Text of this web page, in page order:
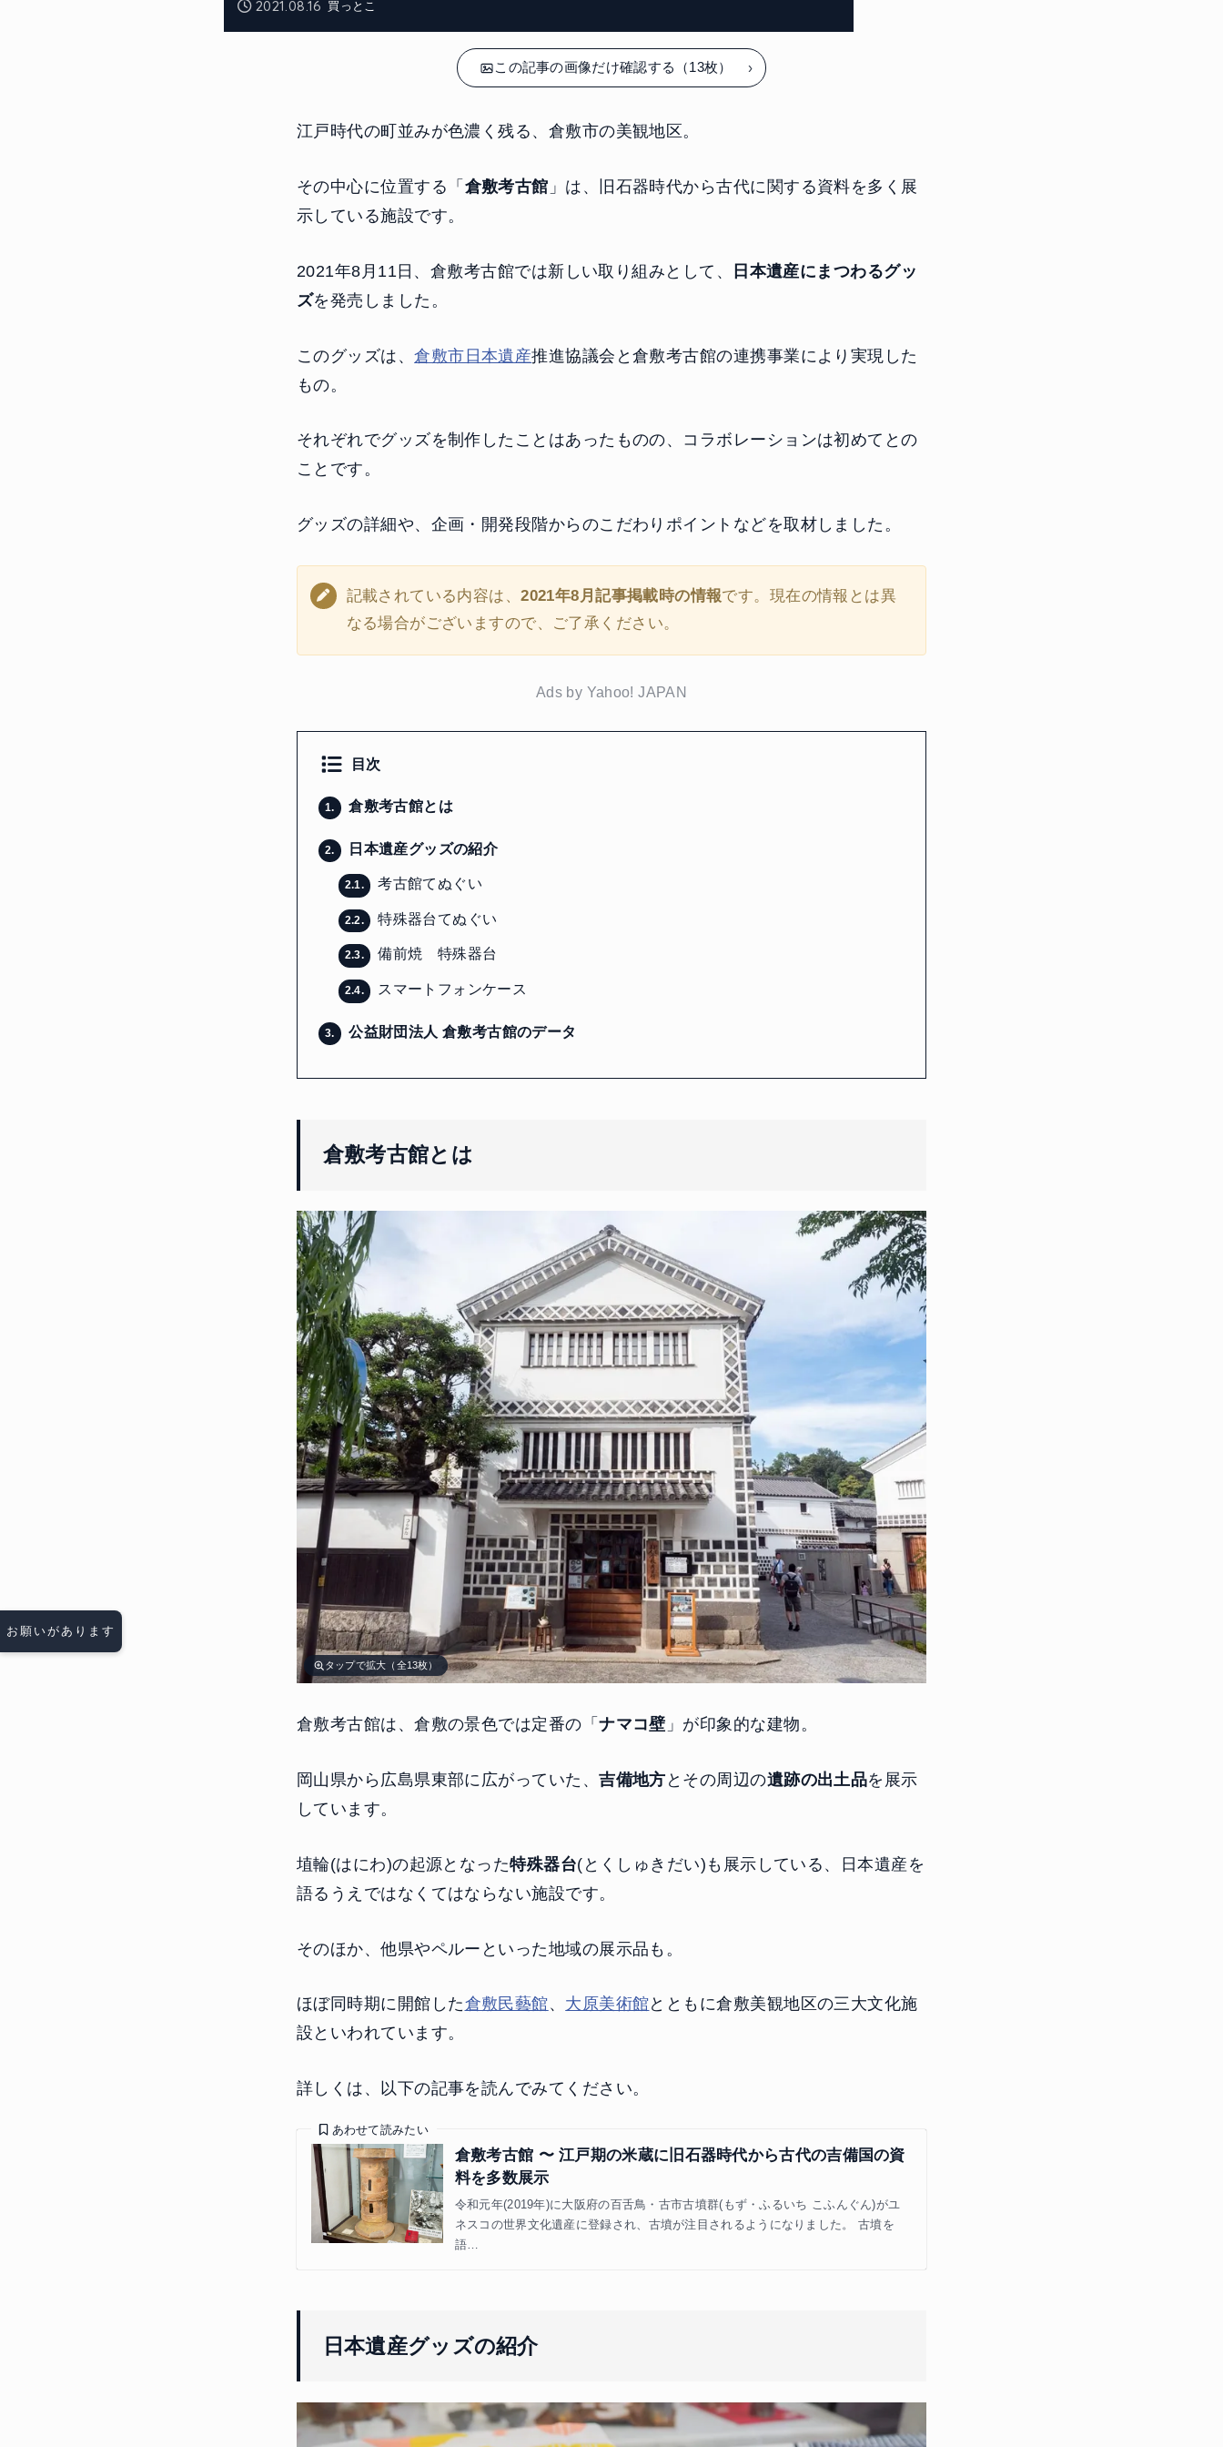
買っとこ
2021.08.16
この記事の画像だけ確認する（13枚）
江戸時代の町並みが色濃く残る、倉敷市の美観地区。
その中心に位置する「 倉敷考古館 」は、旧石器時代から古代に関する資料を多く展
示している施設です。
2021年8月11日、倉敷考古館では新しい取り組みとして、
日本遺産にまつわるグッ
ズを発売しました。
このグッズは、倉敷市日本遺産推進協議会と倉敷考古館の連携事業により実現した
もの。
それぞれでグッズを制作したことはあったものの、コラボレーションは初めてとの
ことです。
グッズの詳細や、企画・開発段階からのこだわりポイントなどを取材しました。
記載されている内容は、2021年8月記事掲載時の情報です。現在の情報とは異
なる場合がございますので、ご了承ください。
Ads by Yahoo! JAPAN
目次
1. 倉敷考古館とは
2. 日本遺産グッズの紹介
2.1. 考古館てぬぐい
2.2. 特殊器台てぬぐい
2.3. 備前焼 特殊器台
2.4. スマートフォンケース
3. 公益財団法人 倉敷考古館のデータ
倉敷考古館とは
タップで拡大（全13枚）
倉敷考古館は、倉敷の景色では定番の「ナマコ壁 」が印象的な建物。
岡山県から広島県東部に広がっていた、吉備地方 とその周辺の遺跡の出土品を展示
しています。
埴輪(はにわ)の起源となった特殊器台(とくしゅきだい)も展示している、日本遺産を
語るうえではなくてはならない施設です。
そのほか、他県やペルーといった地域の展示品も。
ほぼ同時期に開館した倉敷民藝館、 大原美術館とともに倉敷美観地区の三大文化施
設といわれています。
詳しくは、以下の記事を読んでみてください。
倉敷考古館 〜 江戸期の米蔵に旧石器時代から古代の吉備国の資
料を多数展示
令和元年(2019年)に大阪府の百舌鳥・古市古墳群(もず・ふるいち こふんぐん)がユ
ネスコの世界文化遺産に登録され、古墳が注目されるようになりました。 古墳を
語…
あわせて読みたい
日本遺産グッズの紹介
お願いがあります